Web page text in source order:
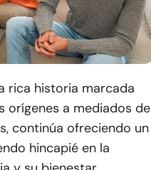
rica historia marcada
orígenes a mediados
continúa ofreciendo un
hincapié en la